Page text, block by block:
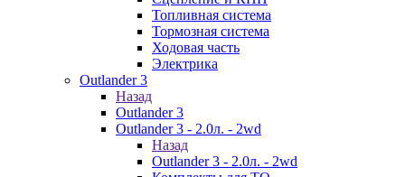
Топливная система
Тормозная система
Ходовая часть
Электрика
Outlander 3
Назад
Outlander 3
Outlander 3 - 2.0л. - 2wd
Назад
Outlander 3 - 2.0л. - 2wd